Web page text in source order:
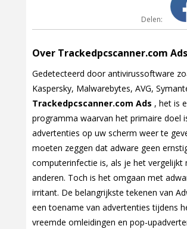
Delen:
Over Trackedpcscanner.com Ads
Gedetecteerd door antivirussoftware
Kaspersky, Malwarebytes, AVG,
Trackedpcscanner.com Ads , het is
programma waarvan het primaire doel
advertenties op uw scherm weer te
moeten zeggen dat adware geen
computerinfectie is, als je het vergelijkt
anderen. Toch is het omgaan met
irritant. De belangrijkste tekenen van
een toename van advertenties tijdens
vreemde omleidingen en pop-